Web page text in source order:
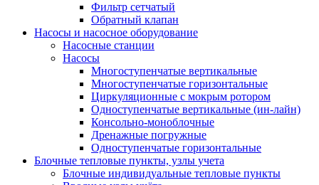
Фильтр сетчатый
Обратный клапан
Насосы и насосное оборудование
Насосные станции
Насосы
Многоступенчатые вертикальные
Многоступенчатые горизонтальные
Циркуляционные с мокрым ротором
Одноступенчатые вертикальные (ин-лайн)
Консольно-моноблочные
Дренажные погружные
Одноступенчатые горизонтальные
Блочные тепловые пункты, узлы учета
Блочные индивидуальные тепловые пункты